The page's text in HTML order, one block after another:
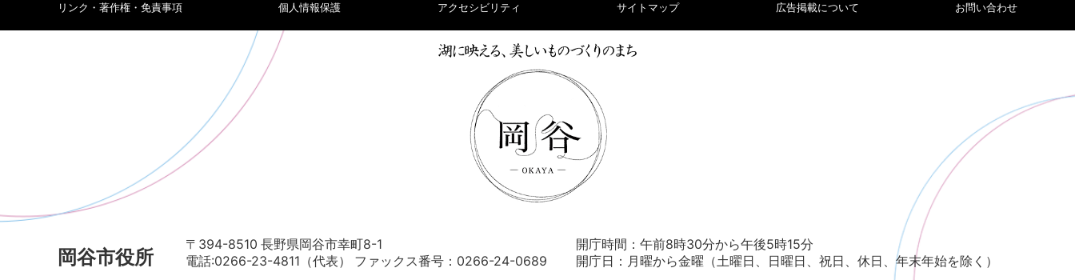
リンク・著作権・免責事項 個人情報保護 アクセシビリティ サイトマップ 広告掲載について お問い合わせ
岡谷市役所
〒394-8510 長野県岡谷市幸町8-1
電話:0266-23-4811（代表） ファックス番号：0266-24-0689
開庁時間：午前8時30分から午後5時15分
開庁日：月曜から金曜（土曜日、日曜日、祝日、休日、年末年始を除く）